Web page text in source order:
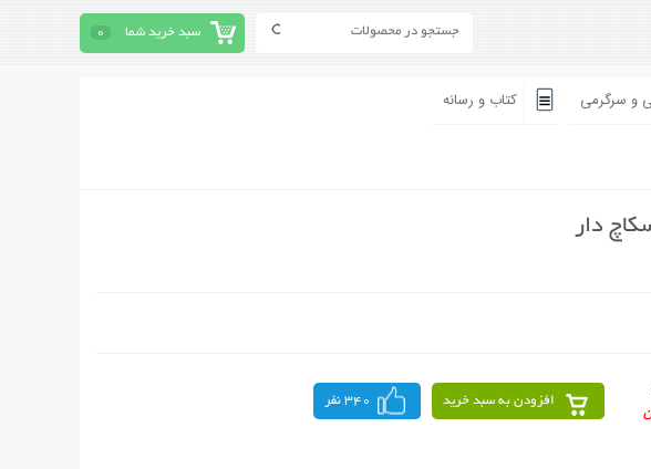
سبد خرید شما 0
و سرگرمی کتاب و رسانه
دار
افزودن به سبد خرید 340 نفر